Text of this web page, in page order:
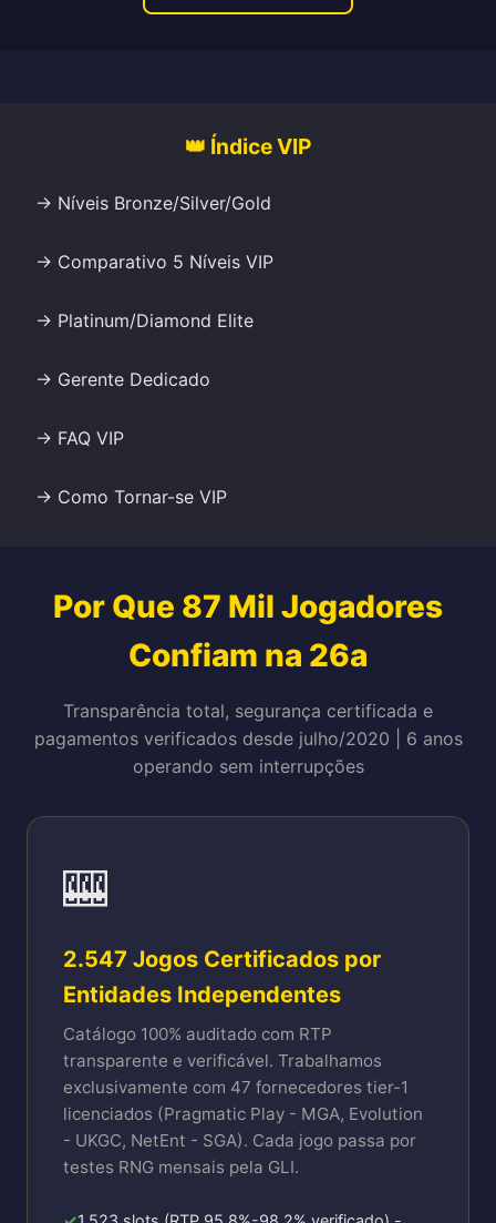
👑 Índice VIP
→ Níveis Bronze/Silver/Gold
→ Comparativo 5 Níveis VIP
→ Platinum/Diamond Elite
→ Gerente Dedicado
→ FAQ VIP
→ Como Tornar-se VIP
Por Que 87 Mil Jogadores
Confiam na 26a
Transparência total, segurança certificada e
pagamentos verificados desde julho/2020 | 6 anos
operando sem interrupções
🎰
2.547 Jogos Certificados por
Entidades Independentes
Catálogo 100% auditado com RTP
transparente e verificável. Trabalhamos
exclusivamente com 47 fornecedores tier-1
licenciados (Pragmatic Play - MGA, Evolution
- UKGC, NetEnt - SGA). Cada jogo passa por
testes RNG mensais pela GLI.